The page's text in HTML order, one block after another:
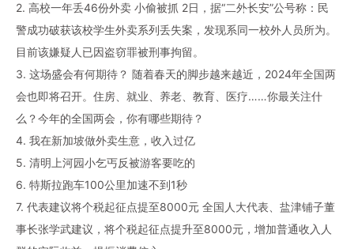
2. 高校一年丢46份外卖 小偷被抓 2日，据“二外长安”公号称：民
警成功破获该校学生外卖系列丢失案，发现系同一校外人员所为。
目前该嫌疑人已因盗窃罪被刑事拘留。
3. 这场盛会有何期待？ 随着春天的脚步越来越近，2024年全国两
会也即将召开。住房、就业、养老、教育、医疗……你最关注什
么？今年的全国两会，你有哪些期待？
4. 我在新加坡做外卖生意，收入过亿
5. 清明上河园小乞丐反被游客要吃的
6. 特斯拉跑车100公里加速不到1秒
7. 代表建议将个税起征点提至8000元 全国人大代表、盐津铺子董
事长张学武建议，将个税起征点提升至8000元，增加普通收入人